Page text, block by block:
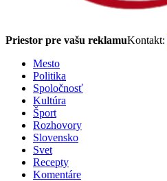
Priestor pre vašu reklamuKontakt:
Mesto
Politika
Spoločnosť
Kultúra
Šport
Rozhovory
Slovensko
Svet
Recepty
Komentáre